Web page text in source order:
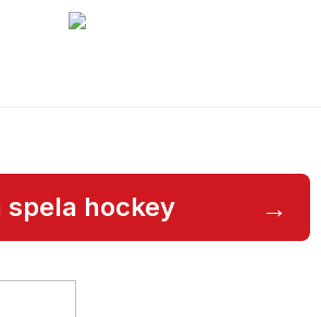
spela hockey →